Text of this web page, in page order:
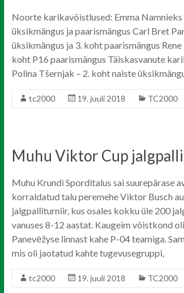
Noorte karikavõistlused: Emma Namnieks
üksikmängus ja paarismängus Carl Bret
üksikmängus ja 3. koht paarismängus Rene
koht P16 paarismängus Täiskasvanute
Polina Tšernjak – 2. koht naiste
tc2000 19. juuli 2018 TC2000
Muhu Viktor Cup
Muhu Krundi Sporditalus sai suurepärase
korraldatud talu peremehe Viktor Busch
jalgpalliturniir, kus osales kokku üle 200
vanuses 8-12 aastat. Kaugeim võistkond
Panevėžyse linnast kahe P-04 teamiga.
mis oli jaotatud kahte tugevusegruppi,
tc2000 19. juuli 2018 TC2000